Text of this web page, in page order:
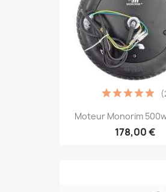
Moteur Monorim
178,00 €